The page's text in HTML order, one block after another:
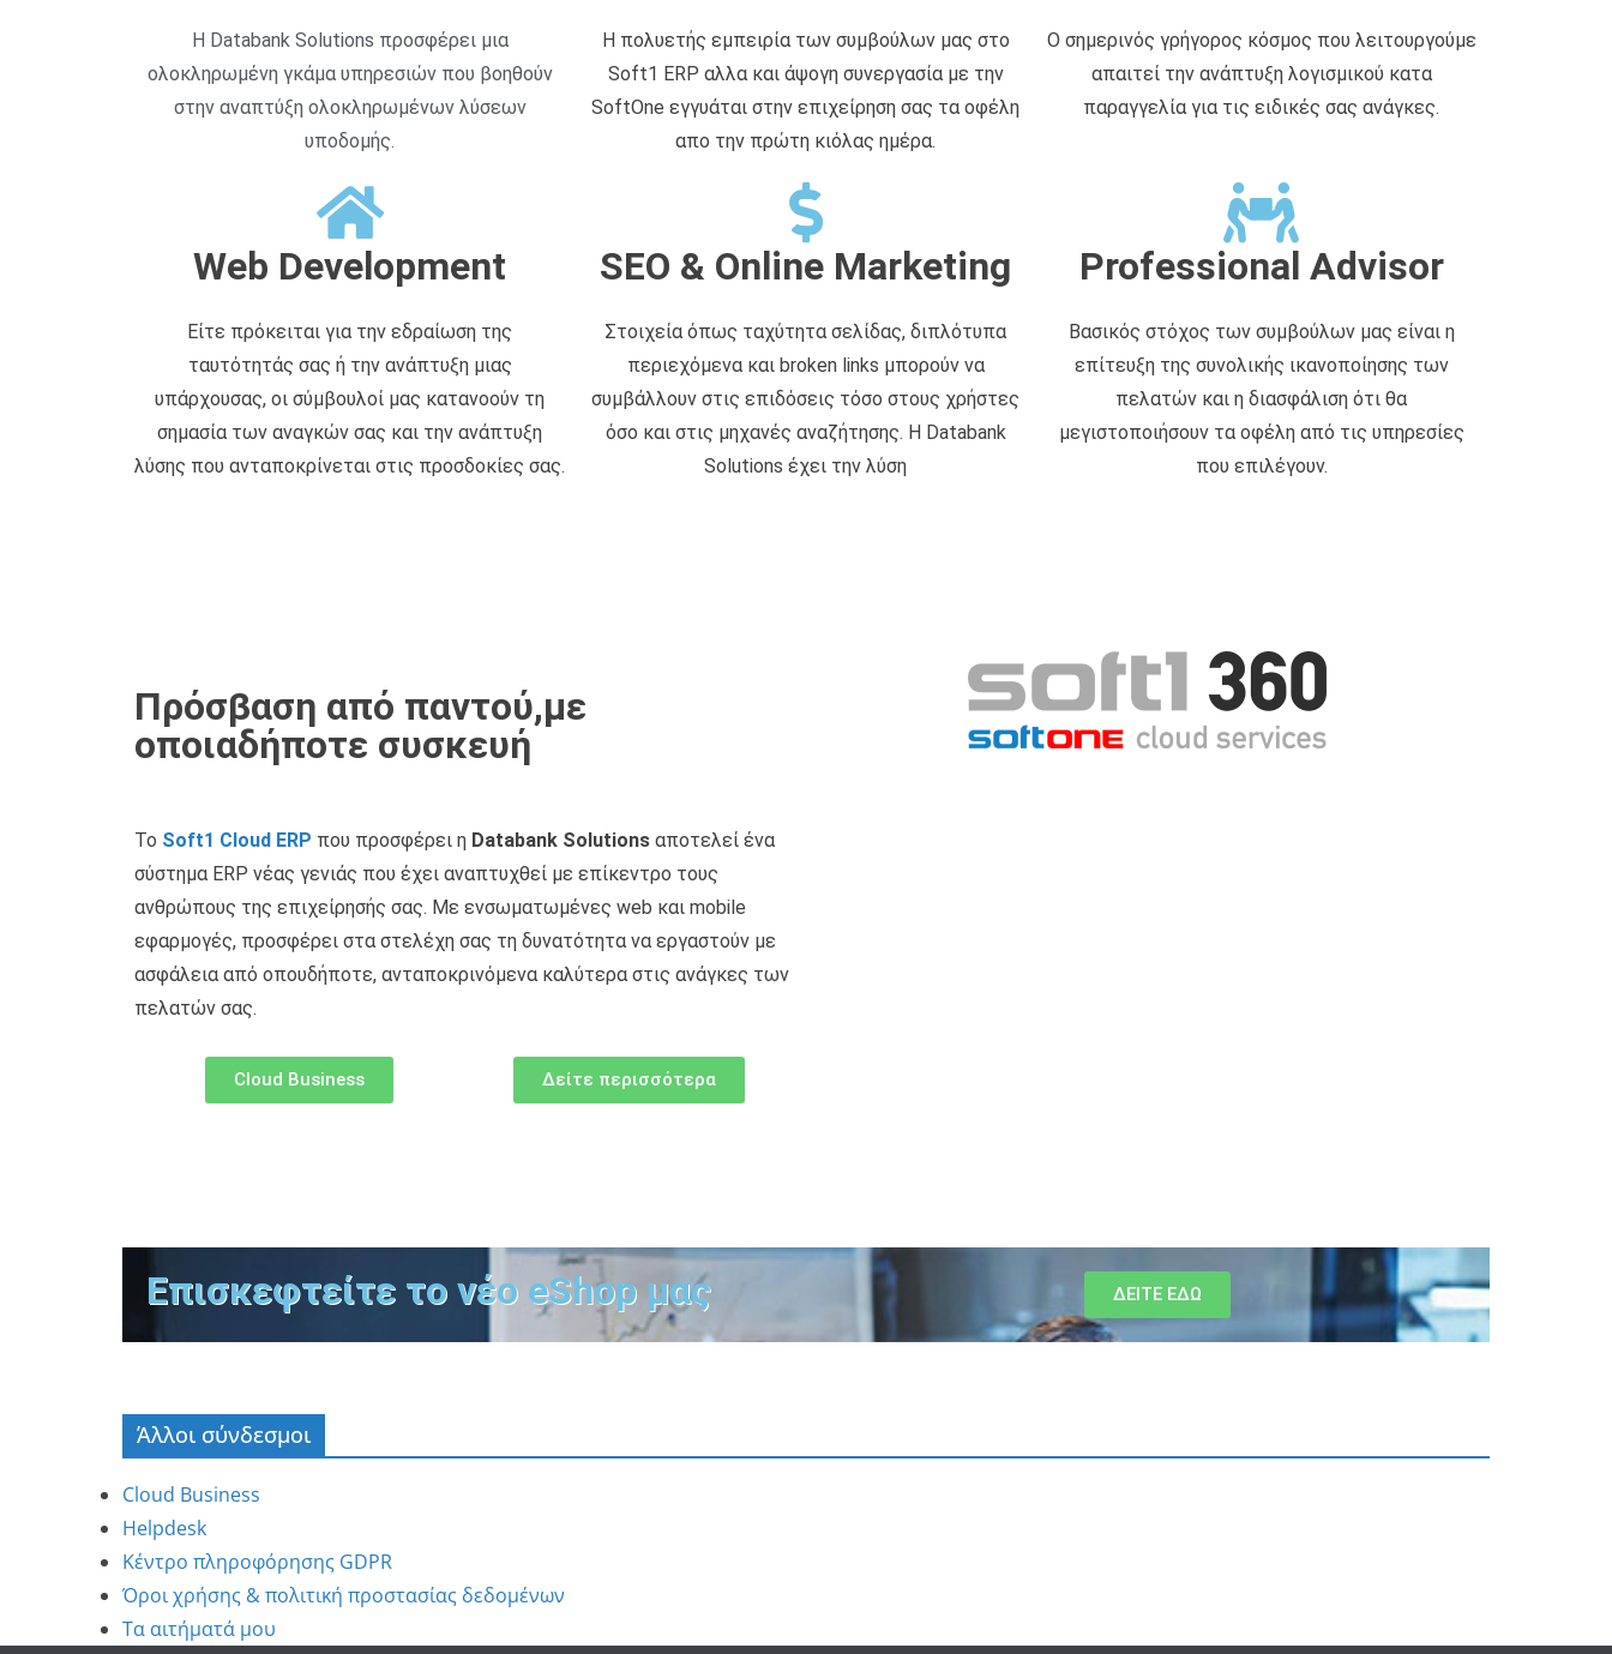
Η Databank Solutions προσφέρει μια
ολοκληρωμένη γκάμα υπηρεσιών που βοηθούν
στην αναπτύξη ολοκληρωμένων λύσεων
υποδομής.
Η πολυετής εμπειρία των συμβούλων μας στο
Soft1 ERP αλλα και άψογη συνεργασία με την
SoftOne εγγυάται στην επιχείρηση σας τα οφέλη
απο την πρώτη κιόλας ημέρα.
Ο σημερινός γρήγορος κόσμος που λειτουργούμε
απαιτεί την ανάπτυξη λογισμικού κατα
παραγγελία για τις ειδικές σας ανάγκες.
Web Development
Είτε πρόκειται για την εδραίωση της
ταυτότητάς σας ή την ανάπτυξη μιας
υπάρχουσας, οι σύμβουλοί μας κατανοούν τη
σημασία των αναγκών σας και την ανάπτυξη
λύσης που ανταποκρίνεται στις προσδοκίες σας.
SEO & Online Marketing
Στοιχεία όπως ταχύτητα σελίδας, διπλότυπα
περιεχόμενα και broken links μπορούν να
συμβάλλουν στις επιδόσεις τόσο στους χρήστες
όσο και στις μηχανές αναζήτησης. Η Databank
Solutions έχει την λύση
Professional Advisor
Βασικός στόχος των συμβούλων μας είναι η
επίτευξη της συνολικής ικανοποίησης των
πελατών και η διασφάλιση ότι θα
μεγιστοποιήσουν τα οφέλη από τις υπηρεσίες
που επιλέγουν.
Πρόσβαση από παντού,με
οποιαδήποτε συσκευή
Το Soft1 Cloud ERP που προσφέρει η Databank Solutions αποτελεί ένα
σύστημα ERP νέας γενιάς που έχει αναπτυχθεί με επίκεντρο τους
ανθρώπους της επιχείρησής σας. Με ενσωματωμένες web και mobile
εφαρμογές, προσφέρει στα στελέχη σας τη δυνατότητα να εργαστούν με
ασφάλεια από οπουδήποτε, ανταποκρινόμενα καλύτερα στις ανάγκες των
πελατών σας.
Cloud Business Δείτε περισσότερα
Επισκεφτείτε το νέο eShop μας ΔΕΙΤΕ ΕΔΩ
Άλλοι σύνδεσμοι
Cloud Business
Helpdesk
Κέντρο πληροφόρησης GDPR
Όροι χρήσης & πολιτική προστασίας δεδομένων
Τα αιτήματά μου